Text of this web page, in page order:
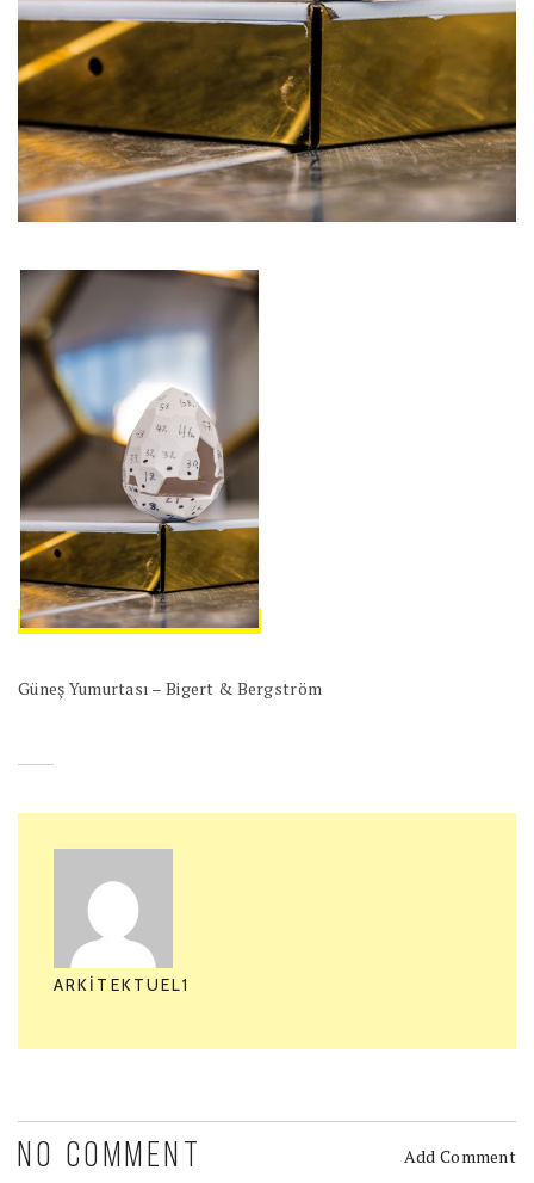
Güneş Yumurtası – Bigert & Bergström
ARKITEKTUEL1
NO COMMENT Add Comment